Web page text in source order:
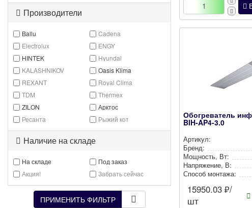
Производители
Ballu
Cadena
Electrolux
ENGY
HINTEK
Hyundai
KALASHNIKOV
Oasis Klima
REXANT
Royal Clima
TDM
Thermex
ZILON
Арктос
Ресанта
Рыжий кот
Наличие на складе
На складе
Под заказ
Акция!
Забрать сейчас
ПРИМЕНИТЬ ФИЛЬТР
Обогреватель
BIH-AP4-3.0
Артикул:
Бренд:
Мощность, Вт:
Нап­ря­же­ние, В:
Способ монтажа:
15950.03 ₽/
шт